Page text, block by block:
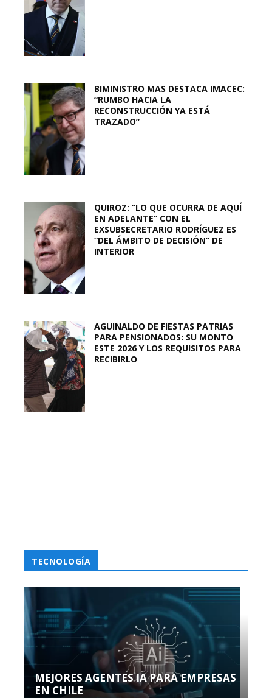
BIMINISTRO MAS DESTACA IMACEC:
“RUMBO HACIA LA
RECONSTRUCCIÓN YA ESTÁ
TRAZADO”
QUIROZ: “LO QUE OCURRA DE AQUÍ
EN ADELANTE” CON EL
EXSUBSECRETARIO RODRÍGUEZ ES
“DEL ÁMBITO DE DECISIÓN” DE
INTERIOR
AGUINALDO DE FIESTAS PATRIAS
PARA PENSIONADOS: SU MONTO
ESTE 2026 Y LOS REQUISITOS PARA
RECIBIRLO
TECNOLOGÍA
MEJORES AGENTES IA PARA EMPRESAS
EN CHILE